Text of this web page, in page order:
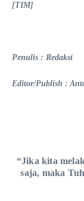
[TIM]
Penulis : Redaksi
Editor/Publish :
“Jika kita
saja, maka